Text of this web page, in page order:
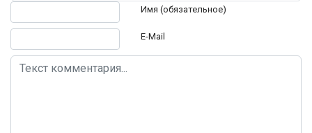
Имя (обязательное)
E-Mail